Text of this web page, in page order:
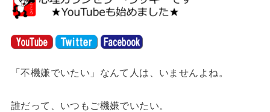
「不機嫌でいたい」なんて人は、いませんよね。
誰だって、いつもご機嫌でいたい。